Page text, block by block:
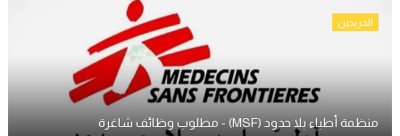
الخريجين
منظمة أطباء بلا حدود (MSF) - مطلوب وظائف شاغرة